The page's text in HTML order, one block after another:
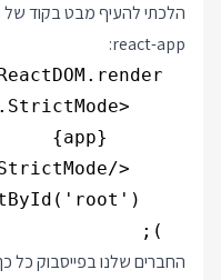
react-app:
  );
החברים שלנו בפייסבוק כל